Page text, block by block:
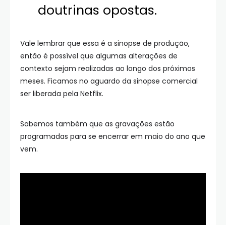
doutrinas opostas.
Vale lembrar que essa é a sinopse de produção,
então é possível que algumas alterações de
contexto sejam realizadas ao longo dos próximos
meses. Ficamos no aguardo da sinopse comercial
ser liberada pela Netflix.
Sabemos também que as gravações estão
programadas para se encerrar em maio do ano que
vem.